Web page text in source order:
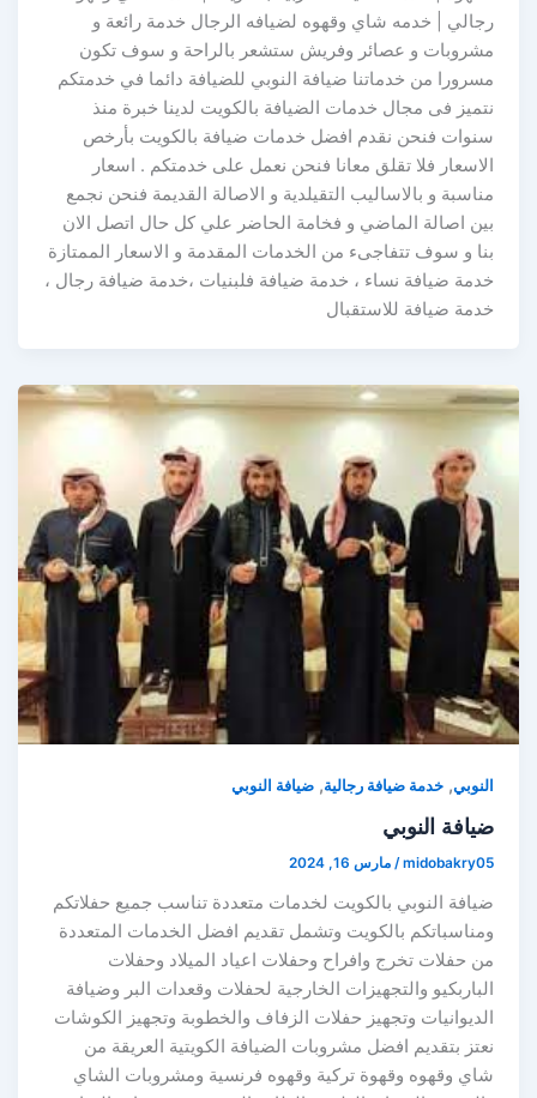
رجالي | خدمه شاي وقهوه لضيافه الرجال خدمة رائعة و
مشروبات و عصائر وفريش ستشعر بالراحة و سوف تكون
مسرورا من خدماتنا ضيافة النوبي للضيافة دائما في خدمتكم
نتميز فى مجال خدمات الضيافة بالكويت لدينا خبرة منذ
سنوات فنحن نقدم افضل خدمات ضيافة بالكويت بأرخص
الاسعار فلا تقلق معانا فنحن نعمل على خدمتكم . اسعار
مناسبة و بالاساليب التقيلدية و الاصالة القديمة فنحن نجمع
بين اصالة الماضي و فخامة الحاضر علي كل حال اتصل الان
بنا و سوف تتفاجىء من الخدمات المقدمة و الاسعار الممتازة
خدمة ضيافة نساء ، خدمة ضيافة فلبنيات ،خدمة ضيافة رجال ،
خدمة ضيافة للاستقبال
النوبي, خدمة ضيافة رجالية, ضيافة النوبي
ضيافة النوبي
midobakry05
/مارس 16, 2024
ضيافة النوبي بالكويت لخدمات متعددة تناسب جميع حفلاتكم
ومناسباتكم بالكويت وتشمل تقديم افضل الخدمات المتعددة
من حفلات تخرج وافراح وحفلات اعياد الميلاد وحفلات
الباربكيو والتجهيزات الخارجية لحفلات وقعدات البر وضيافة
الديوانيات وتجهيز حفلات الزفاف والخطوبة وتجهيز الكوشات
نعتز بتقديم افضل مشروبات الضيافة الكويتية العريقة من
شاي وقهوه وقهوة تركية وقهوه فرنسية ومشروبات الشاي